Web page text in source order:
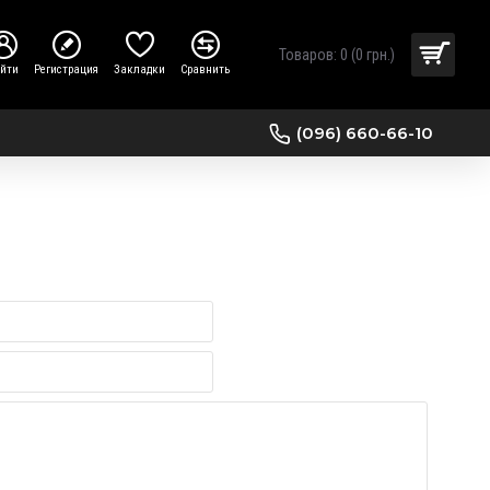
Регистрация Закладки Сравнить
Товаров: 0 (0 грн.)
(096) 660-66-10